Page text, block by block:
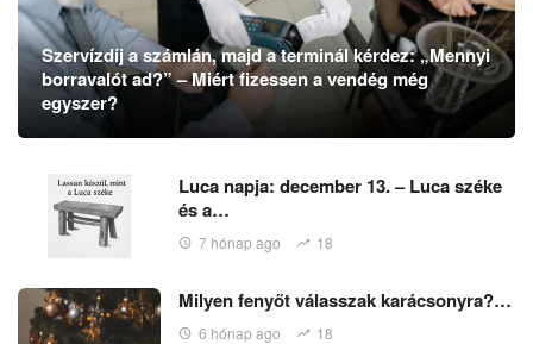
Szervízdíj a számlán, majd a terminál kérdez: „Mennyi
borravalót ad?” – Miért fizessen a vendég még
egyszer?
Luca napja: december 13. – Luca széke
és a…
7 hónap ago 18
Milyen fenyőt válasszak karácsonyra?…
6 hónap ago 18